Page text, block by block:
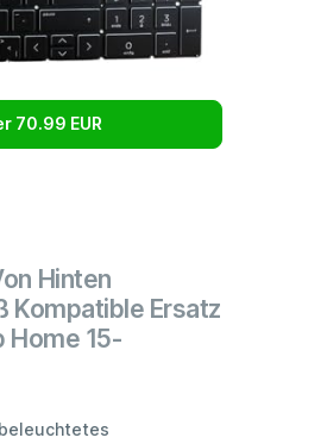
70.99 EUR
Hinten
Kompatible Ersatz
Home 15-